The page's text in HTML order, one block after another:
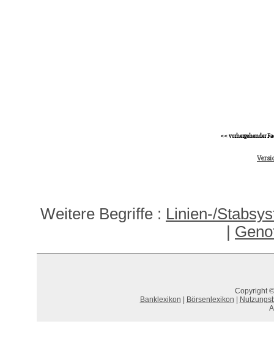
<< vorhergehender
Weitere Begriffe : Linien-/
Copyright
Banklexikon
Börsenlexikon